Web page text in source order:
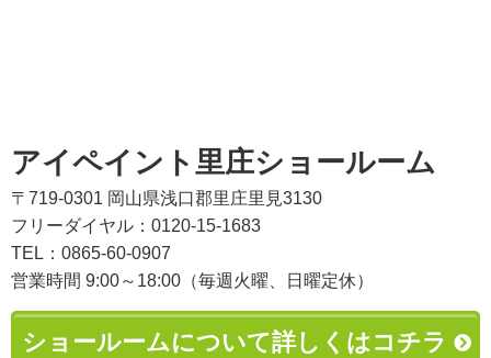
アイペイント里庄ショールーム
〒719-0301 岡山県浅口郡里庄里見3130
フリーダイヤル：0120-15-1683
TEL：0865-60-0907
営業時間 9:00～18:00（毎週火曜、日曜定休）
ショールームについて詳しくはコチラ